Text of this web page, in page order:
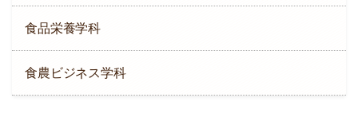
食品栄養学科
食農ビジネス学科